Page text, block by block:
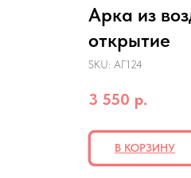
Арка из
открытие
SKU: АГ124
3 550 р.
В КОРЗИНУ